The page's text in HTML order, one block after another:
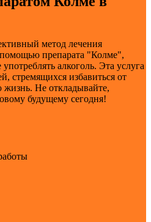
метод лечения
помощью препарата "Колме",
алкоголь. Эта услуга
стремящихся избавиться от
жизнь. Не откладывайте,
будущему сегодня!